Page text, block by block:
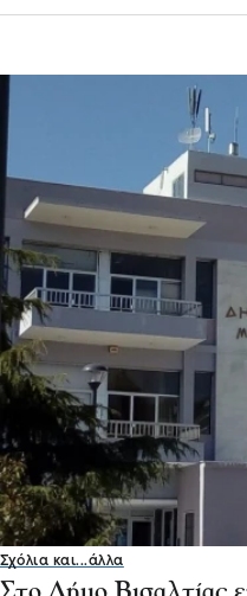
Σχόλια και...άλλα